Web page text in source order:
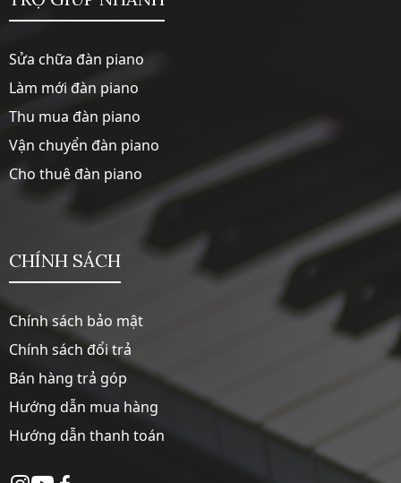
Sửa chữa đàn piano
Làm mới đàn piano
Thu mua đàn piano
Vận chuyển đàn piano
Cho thuê đàn piano
CHÍNH SÁCH
Chính sách bảo mật
Chính sách đổi trả
Bán hàng trả góp
Hướng dẫn mua hàng
Hướng dẫn thanh toán